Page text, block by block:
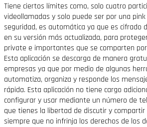
Tiene ciertos límites como, solo cuatro
videollamadas y solo puede ser por una
seguridad, es automática ya que es cifrado
en su versión más actualizada, para
private e importantes que se comparten
Esta aplicación se descarga de manera
empresas ya que por medio de algunas
automatiza, organiza y responde los
rápida. Esta aplicación no tiene cargo
configurar y usar mediante un número de
que tienes la libertad de discutir y compartir
siempre que no infrinja los derechos de los